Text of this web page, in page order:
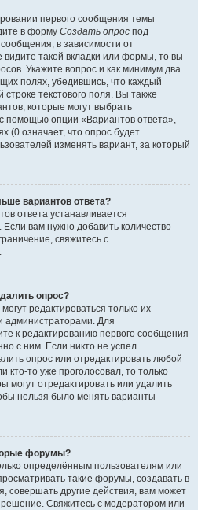
первого сообщения темы
в форму Создать опрос под
в зависимости от
видите такой вкладки или формы, то вы
Укажите вопрос и как минимум два
полях, убедившись, что каждый
текстового поля. Вы также
которые могут выбрать
помощью опции «Вариантов ответа»,
(0 означает, что опрос будет
изменять вариант, за который
вариантов ответа?
ответа устанавливается
вам нужно добавить количество
свяжитесь с
опрос?
редактироваться только их
администраторами. Для
к редактированию первого сообщения
с ним. Если никто не успел
опрос или отредактировать любой
кто-то уже проголосовал, то только
отредактировать или удалить
нельзя было менять варианты
форумы?
определённым пользователям или
такие форумы, создавать в
совершать другие действия, вам может
Свяжитесь с модератором или